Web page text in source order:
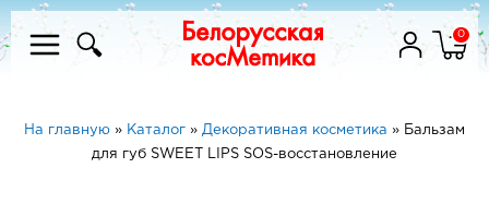
0
На главную » Каталог » Декоративная косметика » Бальзам
для губ SWEET LIPS SOS-восстановление